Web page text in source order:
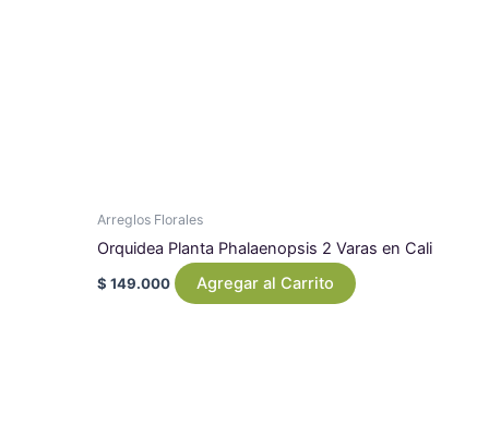
Arreglos Florales
Orquidea Planta Phalaenopsis 2 Varas en Cali
$ 149.000 Agregar al Carrito